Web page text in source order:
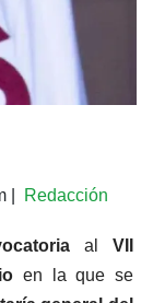
Redacción
al VII